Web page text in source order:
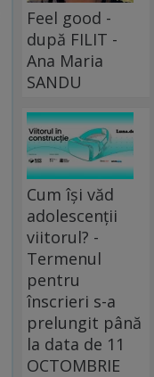
Feel good -
după FILIT -
Ana Maria
SANDU
Cum își văd
adolescenții
viitorul? -
Termenul
pentru
înscrieri s-a
prelungit până
la data de 11
OCTOMBRIE